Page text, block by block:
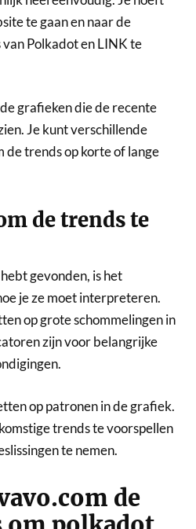
te gaan en naar de
van Polkadot en LINK te
grafieken die de recente
Je kunt verschillende
trends op korte of lange
de trends te
gevonden, is het
je ze moet interpreteren.
op grote schommelingen in
zijn voor belangrijke
op patronen in de grafiek.
trends te voorspellen
te nemen.
de